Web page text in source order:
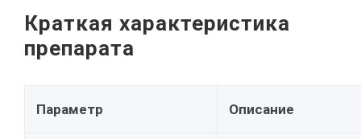
Краткая характеристика
препарата
Параметр Описание